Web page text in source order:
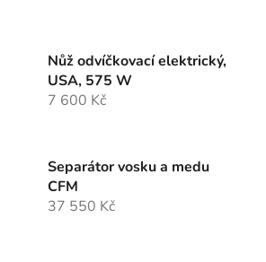
Nůž odvíčkovací elektrický,
USA, 575 W
7 600 Kč
Separátor vosku a medu
CFM
37 550 Kč